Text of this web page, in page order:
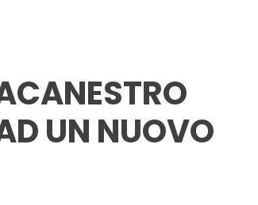
UN NUOVO